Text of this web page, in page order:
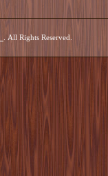
. All Rights Reserved.